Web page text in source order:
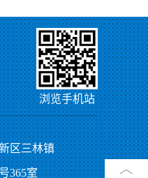
浏览手机站
区三林镇
365室